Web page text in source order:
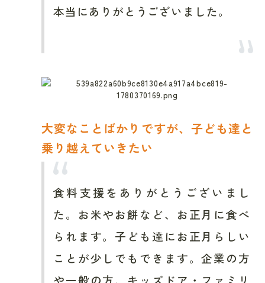
本当にありがとうございました。
大変なことばかりですが、子ども達と
乗り越えていきたい
食料支援をありがとうございまし
た。お米やお餅など、お正月に食べ
られます。子ども達にお正月らしい
ことが少しでもできます。企業の方
や一般の方、キッズドア・ファミリ